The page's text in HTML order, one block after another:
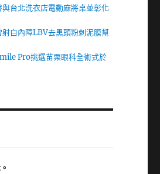
台北洗衣店電動麻將桌並彰化
射白內障LBV去黑頭粉刺泥膜幫
Pro挑選苗栗眼科全術式於